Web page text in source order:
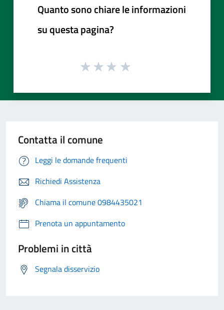
Quanto sono chiare le informazioni
su questa pagina?
Contatta il comune
Leggi le domande frequenti
Richiedi Assistenza
Chiama il comune 0984435021
Prenota un appuntamento
Problemi in città
Segnala disservizio